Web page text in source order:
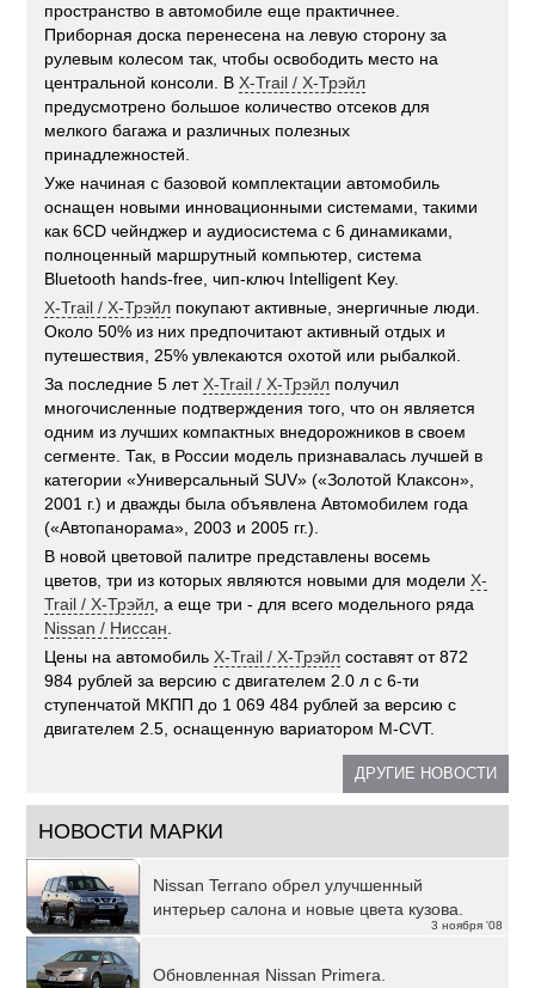
пространство в автомобиле еще практичнее.
Приборная доска перенесена на левую сторону за
рулевым колесом так, чтобы освободить место на
центральной консоли. В X-Trail / Х-Трэйл
предусмотрено большое количество отсеков для
мелкого багажа и различных полезных
принадлежностей.
Уже начиная с базовой комплектации автомобиль
оснащен новыми инновационными системами, такими
как 6CD чейнджер и аудиосистема с 6 динамиками,
полноценный маршрутный компьютер, система
Bluetooth hands-free, чип-ключ Intelligent Key.
X-Trail / Х-Трэйл покупают активные, энергичные люди.
Около 50% из них предпочитают активный отдых и
путешествия, 25% увлекаются охотой или рыбалкой.
За последние 5 лет X-Trail / Х-Трэйл получил
многочисленные подтверждения того, что он является
одним из лучших компактных внедорожников в своем
сегменте. Так, в России модель признавалась лучшей в
категории «Универсальный SUV» («Золотой Клаксон»,
2001 г.) и дважды была объявлена Автомобилем года
(«Автопанорама», 2003 и 2005 гг.).
В новой цветовой палитре представлены восемь
цветов, три из которых являются новыми для модели X-
Trail / Х-Трэйл , а еще три - для всего модельного ряда
Nissan / Ниссан
Цены на автомобиль X-Trail / Х-Трэйл составят от 872
984 рублей за версию с двигателем 2.0 л с 6-ти
ступенчатой МКПП до 1 069 484 рублей за версию с
двигателем 2.5, оснащенную вариатором M-CVT.
ДРУГИЕ НОВОСТИ
НОВОСТИ МАРКИ
3 ноября '08
Nissan Terrano обрел улучшенный
интерьер салона и новые цвета кузова.
Обновленная Nissan Primera.